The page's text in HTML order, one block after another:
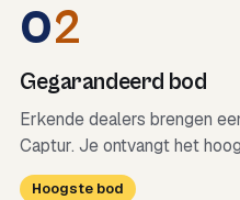
02
Gegarandeerd bod
Erkende dealers brengen
Captur. Je ontvangt het
Hoogste bod